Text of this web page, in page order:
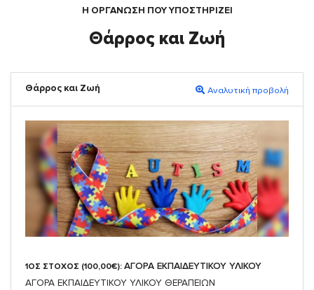
Η ΟΡΓΆΝΩΣΗ ΠΟΥ ΥΠΟΣΤΗΡΙΖΕΙ
Θάρρος και Ζωή
Θάρρος και Ζωή Αναλυτική προβολή
1ΟΣ ΣΤΟΧΟΣ (100,00€): ΑΓΟΡΑ ΕΚΠΑΙΔΕΥΤΙΚΟΥ ΥΛΙΚΟΥ
ΑΓΟΡΑ ΕΚΠΑΙΔΕΥΤΙΚΟΥ ΥΛΙΚΟΥ ΘΕΡΑΠΕΙΩΝ